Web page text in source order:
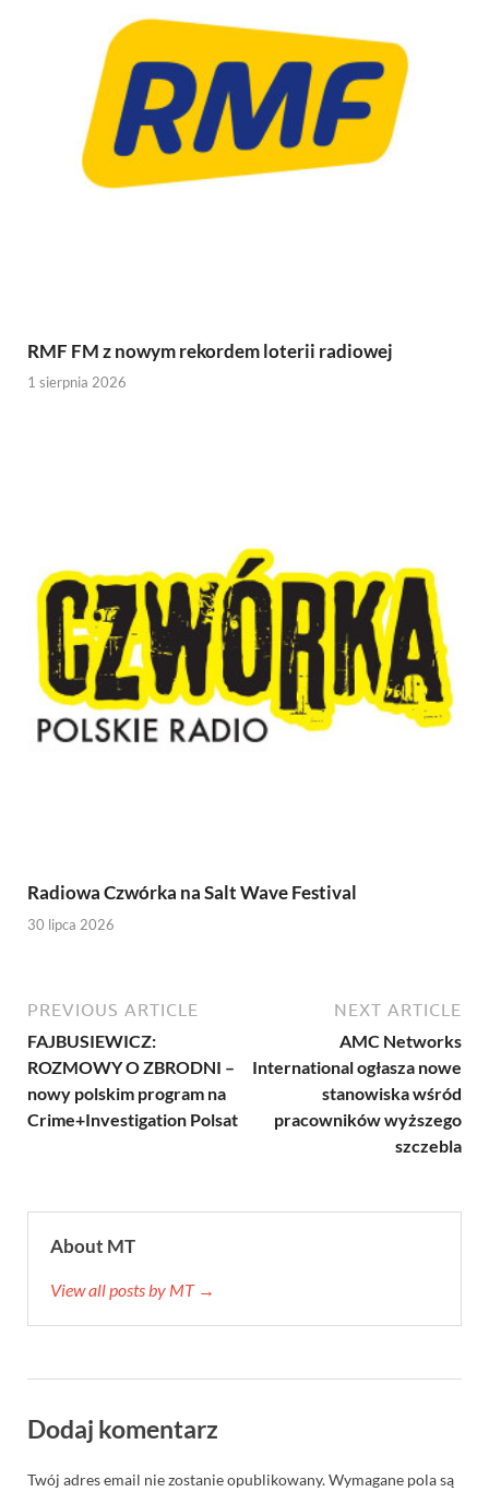
RMF FM z nowym rekordem loterii radiowej
1 sierpnia 2026
Radiowa Czwórka na Salt Wave Festival
30 lipca 2026
PREVIOUS ARTICLE
FAJBUSIEWICZ:
ROZMOWY O ZBRODNI –
nowy polskim program na
Crime+Investigation Polsat
NEXT ARTICLE
AMC Networks
International ogłasza nowe
stanowiska wśród
pracowników wyższego
szczebla
About MT
View all posts by MT →
Dodaj komentarz
Twój adres email nie zostanie opublikowany.Wymagane pola są